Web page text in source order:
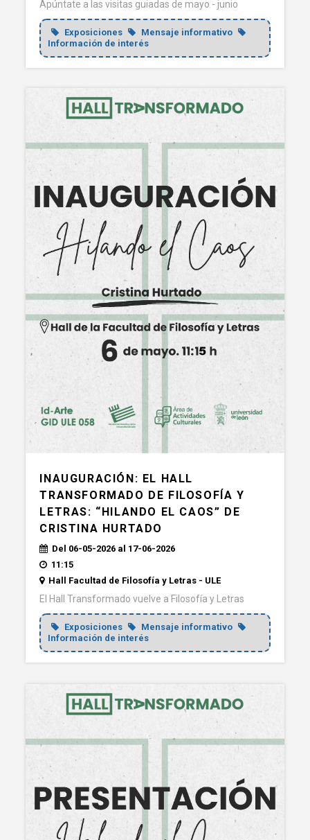
Apúntate a las visitas guiadas de mayo - junio
Exposiciones
Mensaje informativo
Información de interés
INAUGURACIÓN: EL HALL
TRANSFORMADO DE FILOSOFÍA Y
LETRAS: “HILANDO EL CAOS” DE
CRISTINA HURTADO
Del 06-05-2026 al 17-06-2026
11:15
Hall Facultad de Filosofía y Letras - ULE
El Hall Transformado vuelve a Filosofía y Letras
Exposiciones
Mensaje informativo
Información de interés